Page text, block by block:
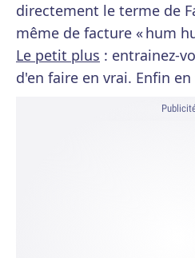
directement le terme de
même de facture « hum
Le petit plus : entrainez-
d'en faire en vrai. Enfin en